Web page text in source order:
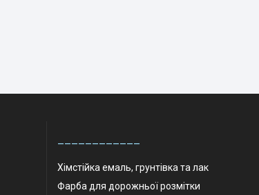
Хімстійка емаль, грунтівка та лак
Фарба для дорожньої розмітки